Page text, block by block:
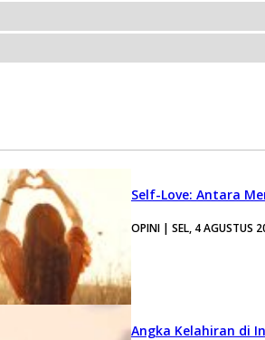
Self-Love: Antara
OPINI | SEL, 4 AGUSTUS
Angka Kelahiran di